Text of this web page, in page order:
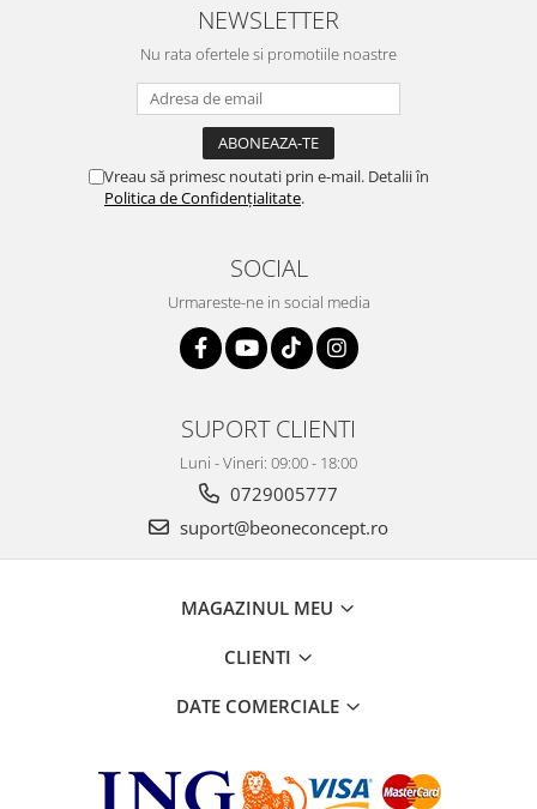
NEWSLETTER
Nu rata ofertele si promotiile noastre
Vreau să primesc noutati prin e-mail. Detalii în
Politica de Confidențialitate.
SOCIAL
Urmareste-ne in social media
SUPORT CLIENTI
Luni - Vineri: 09:00 - 18:00
0729005777
suport@beoneconcept.ro
MAGAZINUL MEU
CLIENTI
DATE COMERCIALE